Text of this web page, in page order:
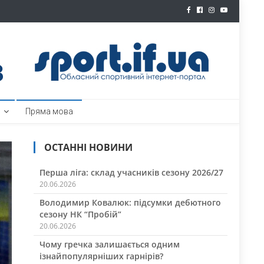
Пряма мова
ОСТАННІ НОВИНИ
Перша ліга: склад учасників сезону 2026/27
20.06.2026
Володимир Ковалюк: підсумки дебютного
сезону НК “Пробій”
20.06.2026
Чому гречка залишається одним
ізнайпопулярніших гарнірів?